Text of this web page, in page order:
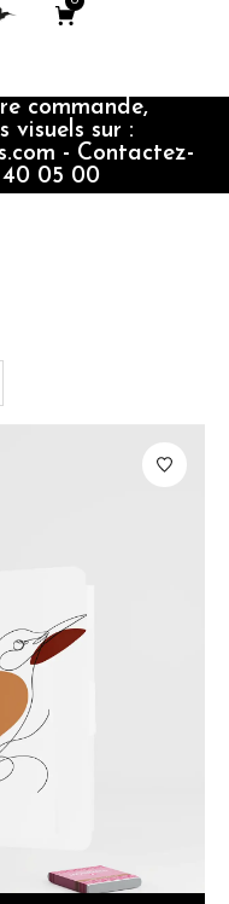
commande,
visuels sur :
- Contactez-
40 05 00